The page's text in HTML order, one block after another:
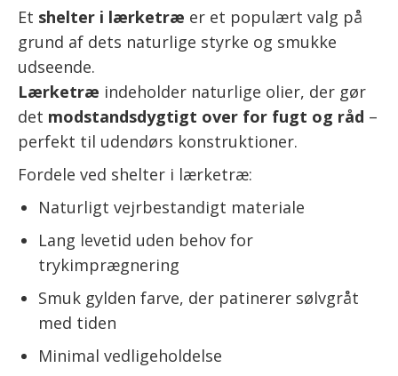
Et shelter i lærketræ er et populært valg på
grund af dets naturlige styrke og smukke
udseende.
Lærketræ indeholder naturlige olier, der gør
det modstandsdygtigt over for fugt og råd –
perfekt til udendørs konstruktioner.
Fordele ved shelter i lærketræ:
Naturligt vejrbestandigt materiale
Lang levetid uden behov for
trykimprægnering
Smuk gylden farve, der patinerer sølvgråt
med tiden
Minimal vedligeholdelse